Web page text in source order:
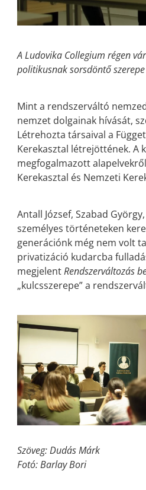
A Ludovika Collegium régen
politikusnak sorsdöntő
Mint a rendszerváltó
nemzet dolgainak hívását,
Létrehozta társaival a
Kerekasztal létrejöttének. A
megfogalmazott
Kerekasztal és Nemzeti
Antall József, Szabad
személyes történeteken
generációnk még nem volt
privatizáció kudarcba
megjelentRendszerváltozás
„kulcsszerepe” a
Szöveg: Dudás Márk
Fotó: Barlay Bori